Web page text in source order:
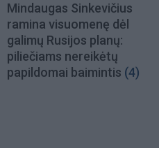
Mindaugas Sinkevičius
ramina visuomenę dėl
galimų Rusijos planų:
piliečiams nereikėtų
papildomai baimintis (4)